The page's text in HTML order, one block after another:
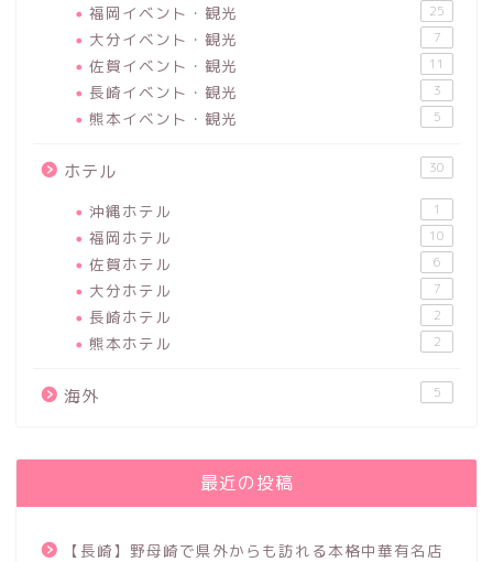
福岡イベント・観光 25
大分イベント・観光 7
佐賀イベント・観光 11
長崎イベント・観光 3
熊本イベント・観光 5
ホテル 30
沖縄ホテル 1
福岡ホテル 10
佐賀ホテル 6
大分ホテル 7
長崎ホテル 2
熊本ホテル 2
海外 5
最近の投稿
【長崎】野母崎で県外からも訪れる本格中華有名店